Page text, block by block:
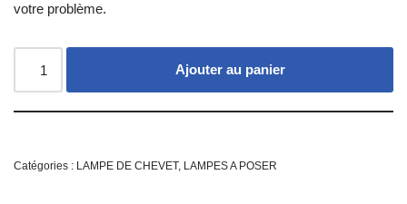
votre problème.
Ajouter au panier
Catégories : LAMPE DE CHEVET, LAMPES A POSER